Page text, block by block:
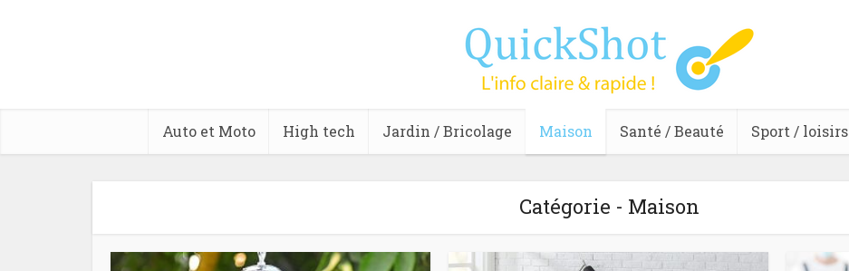
Auto et Moto High tech Jardin / Bricolage Maison Santé / Beauté Sport / loisirs
Catégorie - Maison